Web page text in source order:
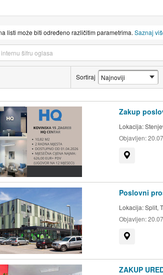
listi može biti određeno različitim parametrima. Saznaj
Sortiraj
Zakup
Lokacija:
Objavljen:
Poslovni
Lokacija:Split,
Objavljen:
ZAKUP